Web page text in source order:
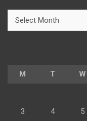
M T W
3 4 5